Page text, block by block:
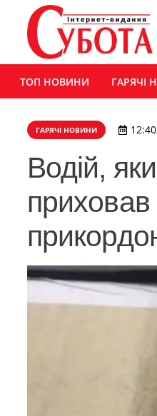
ТОП НОВИНИ ГАРЯЧІ
ГАРЯЧІ НОВИНИ
​Водій,